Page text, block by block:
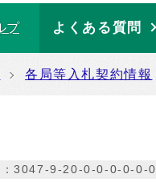
プ よくある質問
各局等入札契約情報
：3047-9-20-0-0-0-0-0-